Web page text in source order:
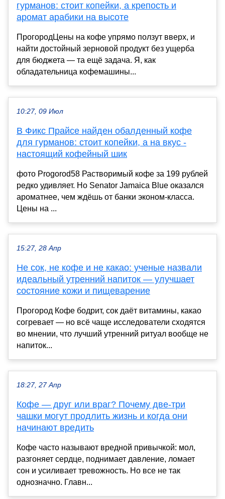
гурманов: стоит копейки, а крепость и
аромат арабики на высоте
ПрогородЦены на кофе упрямо ползут вверх, и
найти достойный зерновой продукт без ущерба
для бюджета — та ещё задача. Я, как
обладательница кофемашины...
10:27, 09 Июл
В Фикс Прайсе найден обалденный кофе
для гурманов: стоит копейки, а на вкус -
настоящий кофейный шик
фото Progorod58 Растворимый кофе за 199 рублей
редко удивляет. Но Senator Jamaica Blue оказался
ароматнее, чем ждёшь от банки эконом-класса.
Цены на ...
15:27, 28 Апр
Не сок, не кофе и не какао: ученые назвали
идеальный утренний напиток — улучшает
состояние кожи и пищеварение
Прогород Кофе бодрит, сок даёт витамины, какао
согревает — но всё чаще исследователи сходятся
во мнении, что лучший утренний ритуал вообще не
напиток...
18:27, 27 Апр
Кофе — друг или враг? Почему две-три
чашки могут продлить жизнь и когда они
начинают вредить
Кофе часто называют вредной привычкой: мол,
разгоняет сердце, поднимает давление, ломает
сон и усиливает тревожность. Но все не так
однозначно. Главн...